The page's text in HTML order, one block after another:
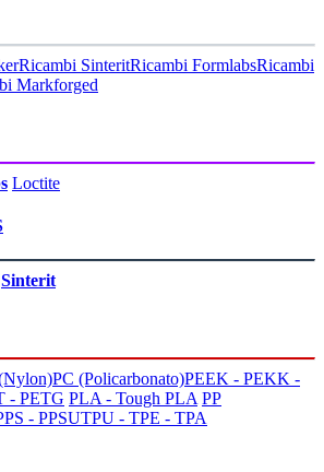
Ricambi SinteritRicambi FormlabsRicambi
Markforged
Loctite
Sinterit
PC (Policarbonato)PEEK - PEKK -
- PETG PLA - Tough PLA PP
- PPSUTPU - TPE - TPA